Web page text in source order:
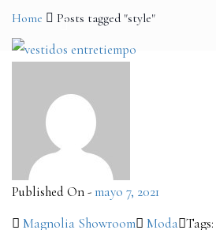
Home Posts tagged "style"
Published On -mayo 7, 2021
Magnolia Showroom
Moda Tags: